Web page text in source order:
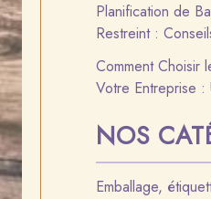
Planification de
Restreint :
Comment Choisir
Votre Entreprise :
NOS
Emballage,